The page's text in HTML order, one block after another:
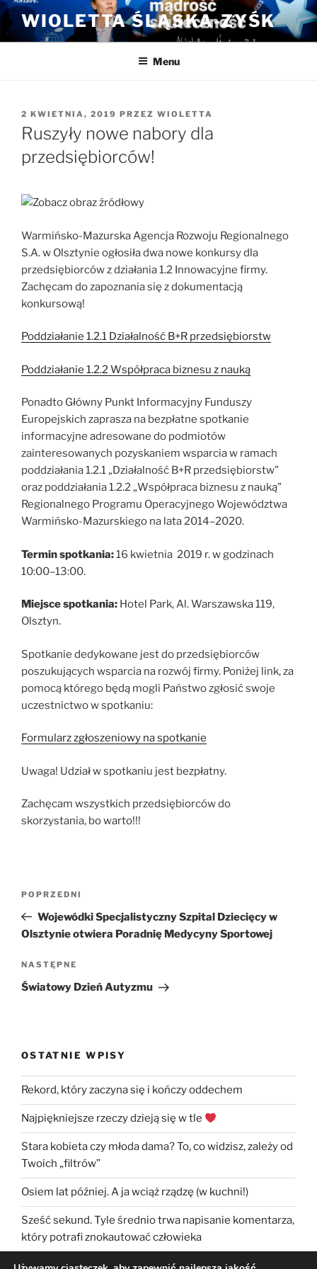
Przejdź
do
treści
WIOLETTA ŚLĄSKA-ZYŚK
Menu
OPUBLIKOWANE
W
2 KWIETNIA, 2019 PRZEZ WIOLETTA
Ruszyły nowe nabory dla
przedsiębiorców!
Warmińsko-Mazurska Agencja Rozwoju Regionalnego
S.A. w Olsztynie ogłosiła dwa nowe konkursy dla
przedsiębiorców z działania 1.2 Innowacyjne firmy.
Zachęcam do zapoznania się z dokumentacją
konkursową!
Poddziałanie 1.2.1 Działalność B+R przedsiębiorstw
Poddziałanie 1.2.2 Współpraca biznesu z nauką
Ponadto Główny Punkt Informacyjny Funduszy
Europejskich zaprasza na bezpłatne spotkanie
informacyjne adresowane do podmiotów
zainteresowanych pozyskaniem wsparcia w ramach
poddziałania 1.2.1 „Działalność B+R przedsiębiorstw”
oraz poddziałania 1.2.2 „Współpraca biznesu z nauką”
Regionalnego Programu Operacyjnego Województwa
Warmińsko-Mazurskiego na lata 2014–2020.
Termin spotkania:16 kwietnia 2019 r. w godzinach
10:00–13:00.
Miejsce spotkania: Hotel Park, Al. Warszawska 119,
Olsztyn.
Spotkanie dedykowane jest do przedsiębiorców
poszukujących wsparcia na rozwój firmy. Poniżej link, za
pomocą którego będą mogli Państwo zgłosić swoje
uczestnictwo w spotkaniu:
Formularz zgłoszeniowy na spotkanie
Uwaga! Udział w spotkaniu jest bezpłatny.
Zachęcam wszystkich przedsiębiorców do
skorzystania, bo warto!!!
Poprzedni
wpis
POPRZEDNI
Wojewódki Specjalistyczny Szpital Dziecięcy w
Olsztynie otwiera Poradnię Medycyny Sportowej
Następny
wpis
NASTĘPNE
Światowy Dzień Autyzmu
OSTATNIE WPISY
Rekord, który zaczyna się i kończy oddechem
Najpiękniejsze rzeczy dzieją się w tle
Stara kobieta czy młoda dama? To, co widzisz, zależy od
Twoich „filtrów”
Osiem lat później. A ja wciąż rządzę (w kuchni!)
Sześć sekund. Tyle średnio trwa napisanie komentarza,
który potrafi znokautować człowieka